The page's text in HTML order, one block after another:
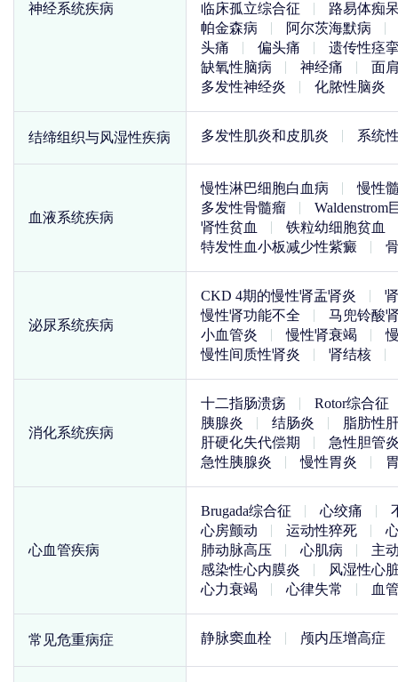
神经系统疾病
临床孤立综合征
路易体痴
帕金森病
阿尔茨海默病
头痛
偏头痛
遗传性痉
缺氧性脑病
神经痛
面
多发性神经炎
化脓性脑炎
结缔组织与风湿性疾病 多发性肌炎和皮肌炎 系统
血液系统疾病
慢性淋巴细胞白血病
慢性
多发性骨髓瘤
Waldenstrom
肾性贫血
铁粒幼细胞贫血
特发性血小板减少性紫癜
泌尿系统疾病
CKD 4期的慢性肾盂肾炎
慢性肾功能不全
马兜铃酸
小血管炎
慢性肾衰竭
慢性间质性肾炎
肾结核
消化系统疾病
十二指肠溃疡
Rotor综合征
胰腺炎
结肠炎
脂肪性
肝硬化失代偿期
急性胆管
急性胰腺炎
慢性胃炎
心血管疾病
Brugada综合征 心绞痛
心房颤动
运动性猝死
肺动脉高压
心肌病
主
感染性心内膜炎
风湿性心
心力衰竭
心律失常 血
常见危重病症 静脉窦血栓 颅内压增高症